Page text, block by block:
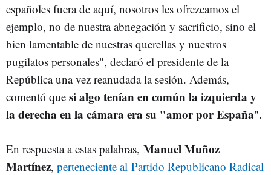
españoles fuera de aquí, nosotros les ofrezcamos el
ejemplo, no de nuestra abnegación y sacrificio, sino el
bien lamentable de nuestras querellas y nuestros
pugilatos personales", declaró el presidente de la
República una vez reanudada la sesión. Además,
comentó que si algo tenían en común la izquierda y
la derecha en la cámara era su "amor por España".
En respuesta a estas palabras, Manuel Muñoz
Martínez, perteneciente al Partido Republicano Radical